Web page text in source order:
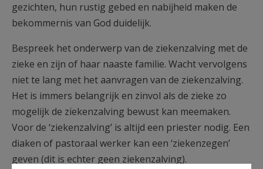
gezichten, hun rustig gebed en nabijheid maken de
bekommernis van God duidelijk.
Bespreek het onderwerp van de ziekenzalving met de
zieke en zijn of haar naaste familie. Wacht vervolgens
niet te lang met het aanvragen van de ziekenzalving.
Het is immers belangrijk en zinvol als de zieke zo
mogelijk de ziekenzalving bewust kan meemaken.
Voor de ‘ziekenzalving’ is altijd een priester nodig. Een
diaken of pastoraal werker kan een ‘ziekenzegen’
geven (dit is echter geen ziekenzalving).